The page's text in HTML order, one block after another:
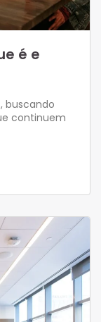
é e
buscando
continuem